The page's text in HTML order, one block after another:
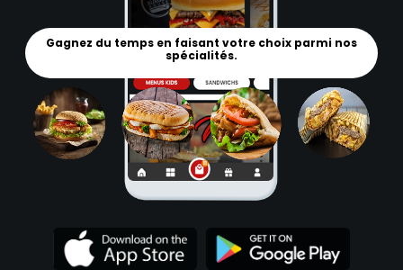
Gagnez du temps en faisant votre choix parmi nos
spécialités.